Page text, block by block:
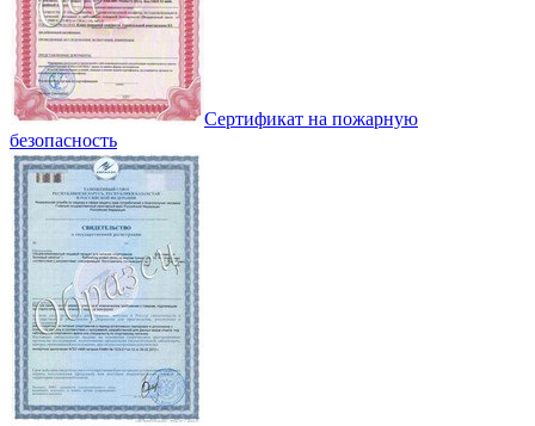
Сертификат на пожарную
безопасность